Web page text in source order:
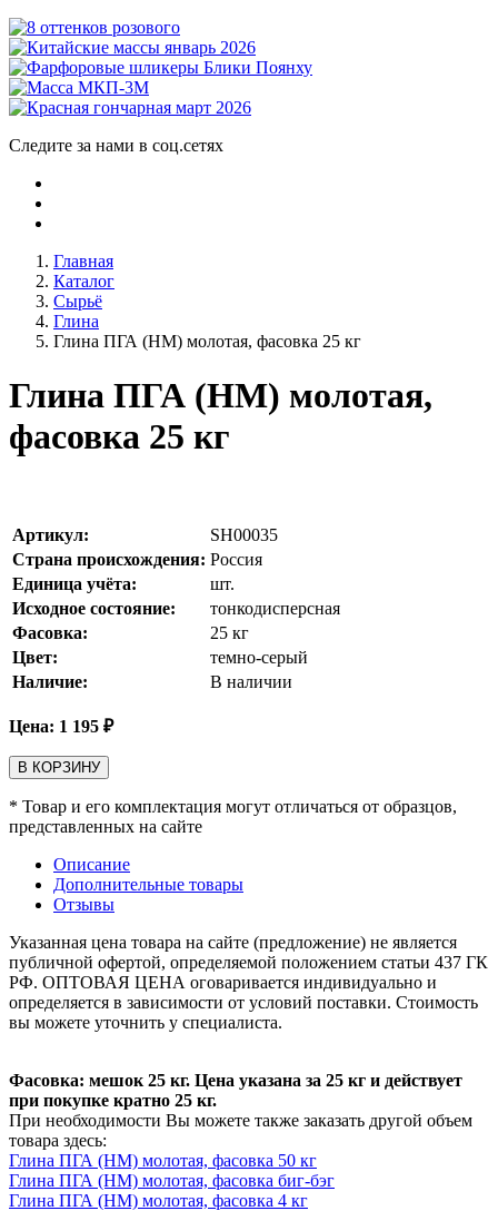
Следите за нами в соц.сетях
Главная
Каталог
Сырьё
Глина
Глина ПГА (НМ) молотая, фасовка 25 кг
Глина ПГА (НМ) молотая,
фасовка 25 кг
Артикул:
SH00035
Страна происхождения: Россия
Единица учёта:
шт.
Исходное состояние:
тонкодисперсная
Фасовка:
25 кг
Цвет:
темно-серый
Наличие:
В наличии
Цена: 1 195 ₽
В КОРЗИНУ
* Товар и его комплектация могут отличаться от образцов,
представленных на сайте
Описание
Дополнительные товары
Отзывы
Указанная цена товара на сайте (предложение) не является
публичной офертой, определяемой положением статьи 437 ГК
РФ. ОПТОВАЯ ЦЕНА оговаривается индивидуально и
определяется в зависимости от условий поставки. Стоимость
вы можете уточнить у специалиста.
Фасовка: мешок 25 кг. Цена указана за 25 кг и действует
при покупке кратно 25 кг.
При необходимости Вы можете также заказать другой объем
товара здесь:
Глина ПГА (НМ) молотая, фасовка 50 кг
Глина ПГА (НМ) молотая, фасовка биг-бэг
Глина ПГА (НМ) молотая, фасовка 4 кг